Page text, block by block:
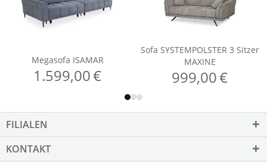
FILIALEN
KONTAKT